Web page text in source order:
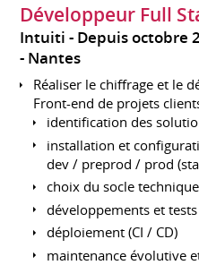
Développeur Full
Intuiti Depuis octobre
Nantes
Réaliser le chiffrage et le
Front-end de projets
identification des
installation et
dev / preprod / prod
choix du socle
développements et
déploiement (CI / CD)
maintenance évolutive